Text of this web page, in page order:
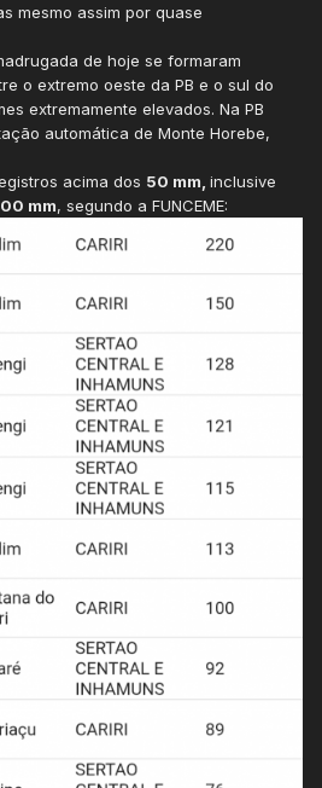
mesmo assim por quase
de hoje se formaram
o extremo oeste da PB e o sul do
extremamente elevados. Na PB
automática de Monte Horebe,
acima dos 50 mm, inclusive
mm, segundo a FUNCEME: